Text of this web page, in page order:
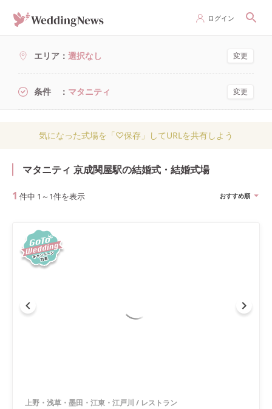
ログイン
エリア 選択なし 変更
条件 マタニティ 変更
気になった式場を「♡保存」してURLを共有しよう
マタニティ 京成関屋駅の結婚式・結婚式場
1 件中 1 ～ 1件を表示 おすすめ順
上野・浅草・墨田・江東・江戸川 / レストラン